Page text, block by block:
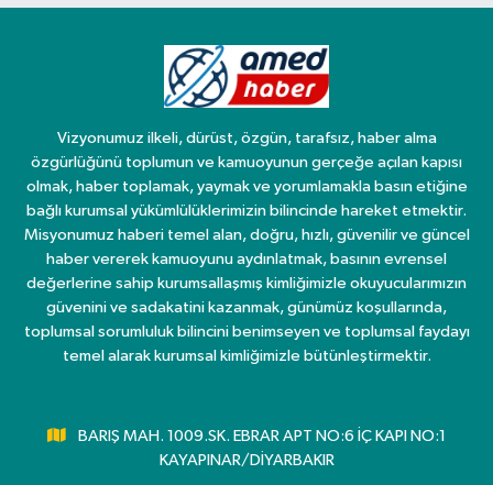
Vizyonumuz ilkeli, dürüst, özgün, tarafsız, haber alma
özgürlüğünü toplumun ve kamuoyunun gerçeğe açılan kapısı
olmak, haber toplamak, yaymak ve yorumlamakla basın etiğine
bağlı kurumsal yükümlülüklerimizin bilincinde hareket etmektir.
Misyonumuz haberi temel alan, doğru, hızlı, güvenilir ve güncel
haber vererek kamuoyunu aydınlatmak, basının evrensel
değerlerine sahip kurumsallaşmış kimliğimizle okuyucularımızın
güvenini ve sadakatini kazanmak, günümüz koşullarında,
toplumsal sorumluluk bilincini benimseyen ve toplumsal faydayı
temel alarak kurumsal kimliğimizle bütünleştirmektir.
BARIŞ MAH. 1009.SK. EBRAR APT NO:6 İÇ KAPI NO:1
KAYAPINAR/DİYARBAKIR